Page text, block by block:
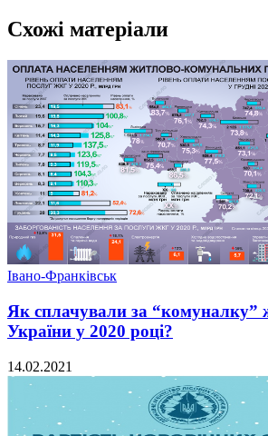
Схожі матеріали
Івано-Франківськ
Як сплачували за “комуналку”
України у 2020 році?
14.02.2021